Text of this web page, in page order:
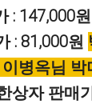
: 147,000원
: 81,000원
병옥님 박
상자 판매